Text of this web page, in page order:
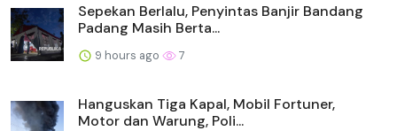
Sepekan Berlalu, Penyintas Banjir Bandang
Padang Masih Berta...
9 hours ago 7
Hanguskan Tiga Kapal, Mobil Fortuner,
Motor dan Warung, Poli...